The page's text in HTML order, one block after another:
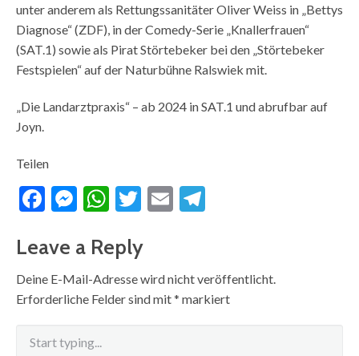
unter anderem als Rettungssanitäter Oliver Weiss in „Bettys
Diagnose“ (ZDF), in der Comedy-Serie „Knallerfrauen“
(SAT.1) sowie als Pirat Störtebeker bei den „Störtebeker
Festspielen“ auf der Naturbühne Ralswiek mit.
„Die Landarztpraxis“ – ab 2024 in SAT.1 und abrufbar auf
Joyn.
Teilen
Facebook
Messenger
WhatsApp
Twitter
Email
Leave a Reply
Deine E-Mail-Adresse wird nicht veröffentlicht.
Erforderliche Felder sind mit* markiert